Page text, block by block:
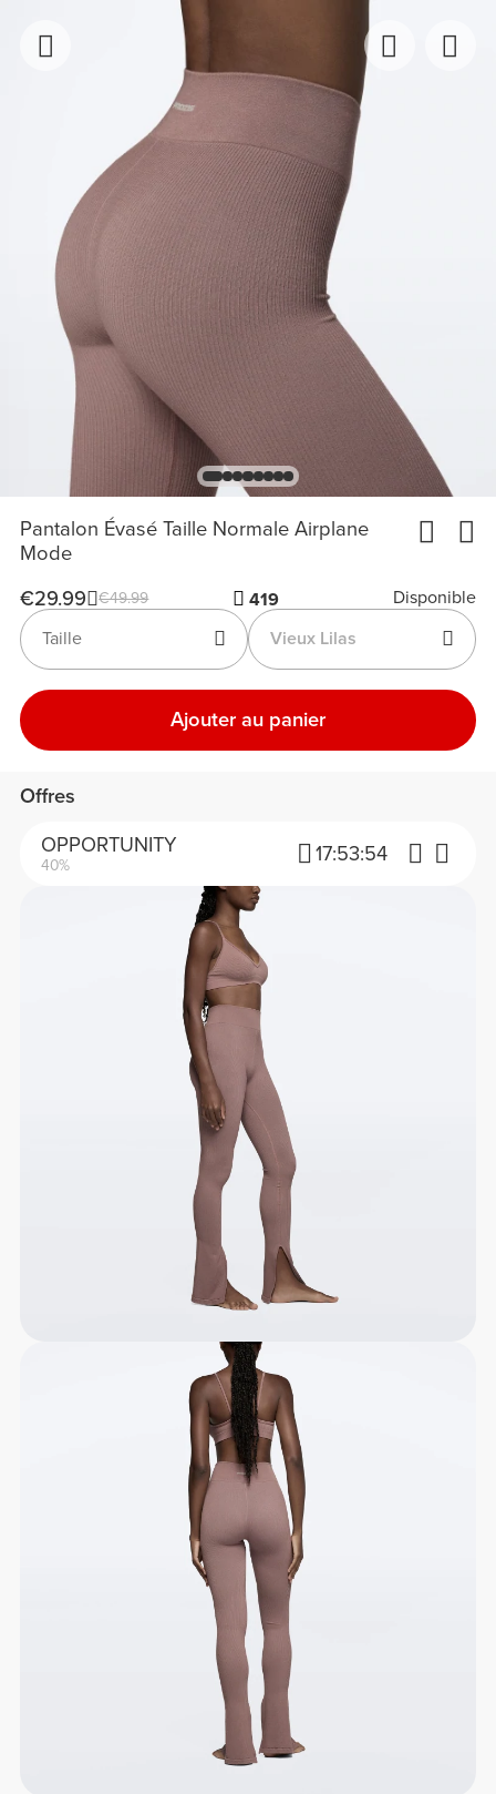
Pantalon Évasé Taille Normale Airplane
Mode
€29.99
€49.99 419
Disponible
Vieux Lilas
Taille
Ajouter au panier
Offres
OPPORTUNITY
40% 17:53:54